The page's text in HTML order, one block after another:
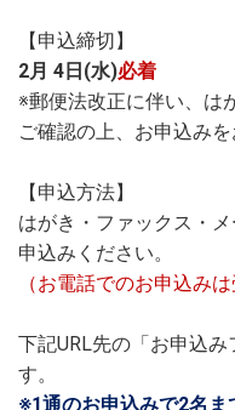
【申込締切】
2月 4日(水)必着
※郵便法改正に伴い、は
ご確認の上、お申込みを
【申込方法】
はがき・ファックス・
申込みください。
（お電話でのお申込み
下記URL先の「お申込
す。
※1通のお申込みで2名